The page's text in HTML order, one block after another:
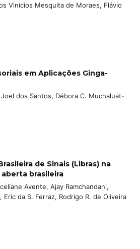
Vinícios Mesquita de Moraes, Flávio
em Aplicações Ginga-
dos Santos, Débora C. Muchaluat-
de Sinais (Libras) na
aberta brasileira
Avente, Ajay Ramchandani,
Eric da S. Ferraz, Rodrigo R. de Oliveira